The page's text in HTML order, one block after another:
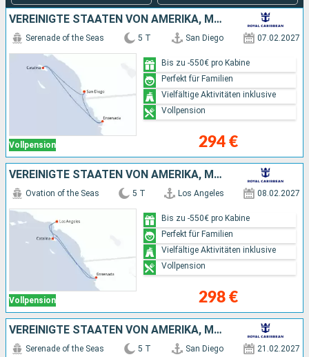
VEREINIGTE STAATEN VON AMERIKA, MEXIKO
Vollpension
Serenade of the Seas 5 T San Diego 07.02.2027
294 €
Bis zu -550€ pro Kabine
Perfekt für Familien
Vielfältige Aktivitäten inklusive
Vollpension
VEREINIGTE STAATEN VON AMERIKA, MEXIKO
Vollpension
Ovation of the Seas 5 T Los Angeles 08.02.2027
298 €
Bis zu -550€ pro Kabine
Perfekt für Familien
Vielfältige Aktivitäten inklusive
Vollpension
VEREINIGTE STAATEN VON AMERIKA, MEXIKO
Serenade of the Seas 5 T San Diego 21.02.2027